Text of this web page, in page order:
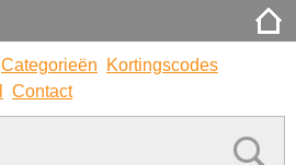
Categorieën
Kortingscodes
Contact